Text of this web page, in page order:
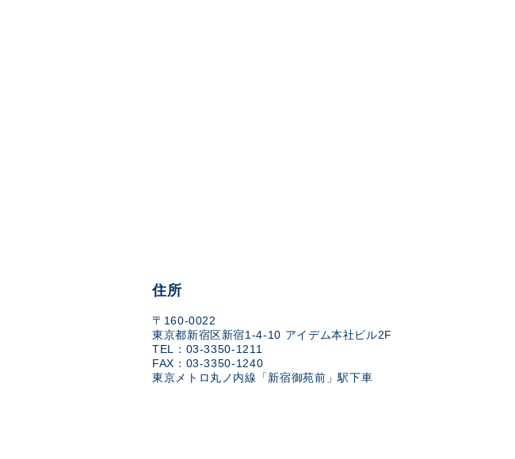
住所
〒160-0022
東京都新宿区新宿1-4-10 アイデム本社ビル2F
TEL：03-3350-1211
FAX：03-3350-1240
東京メトロ丸ノ内線「新宿御苑前」駅下車